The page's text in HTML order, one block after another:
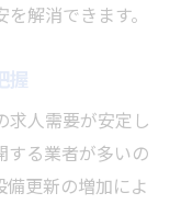
解消できます。
握
求人需要が安定し
する業者が多いの
更新の増加によ